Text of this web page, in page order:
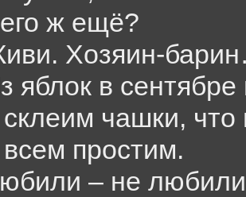
ж ещё?
Хозяин-
яблок в
чашки, что
простим.
– не